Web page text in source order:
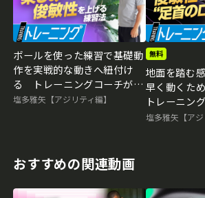
ボールを使った練習で基礎動
作を実戦的な動きへ紐付け
る トレーニングコーチが伝
授する“素早く動く”ための心
塩多雅矢【アジリティ編】
無料
地面を踏む
早く動くた
トレーニン
る“素早く動
塩多雅矢【アジ
おすすめの関連動画